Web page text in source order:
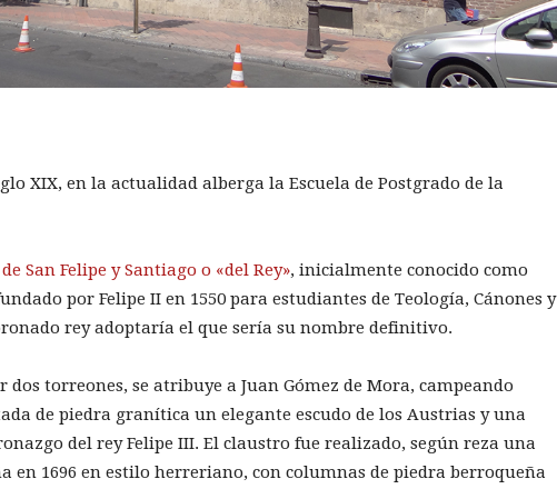
XIX, en la actualidad alberga la Escuela de Postgrado de la
San Felipe y Santiago o «del Rey», inicialmente conocido como
por Felipe II en 1550 para estudiantes de Teolo­gía, Cánones y
rey adopta­ría el que sería su nombre definitivo.
dos torreones, se atribuye a Juan Gómez de Mora, campeando
de piedra granítica un elegante escudo de los Austrias y una
del rey Felipe III. El claustro fue realizado, según reza una
en 1696 en estilo herreriano, con columnas de piedra berroque­ña